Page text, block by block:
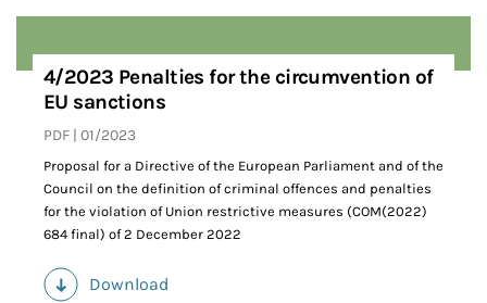
4/2023 Penalties for the circumvention of
EU sanctions
PDF 01/2023
Proposal for a Directive of the European Parliament and of the
Council on the definition of criminal offences and penalties
for the violation of Union restrictive measures (COM(2022)
684 final) of 2 December 2022
Download
(PDF)